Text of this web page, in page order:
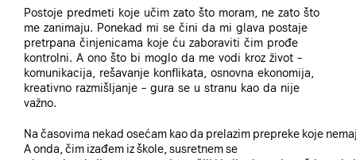
Postoje predmeti koje učim zato što moram, ne zato što
me zanimaju. Ponekad mi se čini da mi glava postaje
pretrpana činjenicama koje ću zaboraviti čim prođe
kontrolni. A ono što bi moglo da me vodi kroz život –
komunikacija, rešavanje konflikata, osnovna ekonomija,
kreativno razmišljanje – gura se u stranu kao da nije
važno.
Na časovima nekad osećam kao da prelazim prepreke koje
A onda, čim izađem iz škole, susretnem se